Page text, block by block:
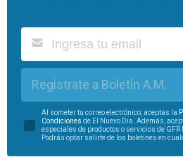
Regístrate a Boletín A.M.
Al someter tu correo electrónico, aceptas la
Condiciones de El Nuevo Día. Además,
especiales de productos o servicios de
Podrás optar salirte de los boletines en